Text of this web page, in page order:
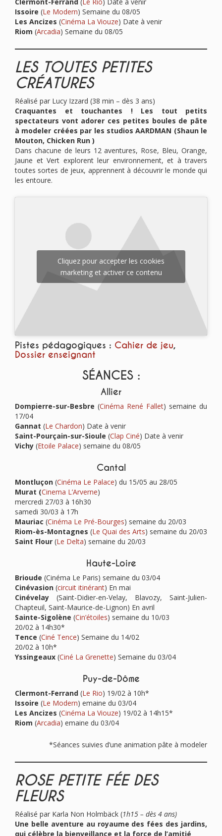
Issoire (Le Modern) Semaine du 08/05
Les Ancizes (Cinéma La Viouze) Date à venir
Riom (Arcadia) Semaine du 08/05
LES TOUTES PETITES
CRÉATURES
Réalisé par Lucy Izzard (38 min – dès 3 ans)
Craquantes et touchantes ! Les tout petits
spectateurs vont adorer ces petites boules de pâte
à modeler créées par les studios AARDMAN (Shaun le
Mouton, Chicken Run )
Dans chacune de leurs 12 aventures, Rose, Bleu, Orange,
Jaune et Vert explorent leur environnement, et à travers
toutes sortes de jeux, apprennent à découvrir le monde qui
les entoure.
Cliquez pour accepter les cookies
marketing et activer ce contenu
Pistes pédagogiques : Cahier de jeu,
Dossier enseignant
SÉANCES :
Allier
Dompierre-sur-Besbre (Cinéma René Fallet) semaine du
17/04
Gannat (Le Chardon) Date à venir
Saint-Pourçain-sur-Sioule (Clap Ciné) Date à venir
Vichy (Etoile Palace) semaine du 08/05
Cantal
Montluçon (Cinéma Le Palace) du 15/05 au 28/05
Murat (Cinema L’Arverne)
mercredi 27/03 à 16h30
samedi 30/03 à 17h
Mauriac (Cinéma Le Pré-Bourges) semaine du 20/03
Riom-ès-Montagnes (Le Quai des Arts) semaine du 20/03
Saint Flour (Le Delta) semaine du 20/03
Haute-Loire
Brioude (Cinéma Le Paris) semaine du 03/04
Cinévasion (circuit itinérant) En mai
Cinévelay (Saint-Didier-en-Velay, Blavozy, Saint-Julien-
Chapteuil, Saint-Maurice-de-Lignon) En avril
Sainte-Sigolène (Cin’étoiles) semaine du 10/03
20/02 à 14h30*
Tence (Ciné Tence) Semaine du 14/02
20/02 à 10h*
Yssingeaux (Ciné La Grenette) Semaine du 03/04
Puy-de-Dôme
Clermont-Ferrand (Le Rio) 19/02 à 10h*
Issoire (Le Modern) emaine du 03/04
Les Ancizes (Cinéma La Viouze) 19/02 à 14h15*
Riom (Arcadia) emaine du 03/04
*Séances suivies d’une animation pâte à modeler
ROSE PETITE FÉE DES
FLEURS
Réalisé par Karla Non Holmbäck (1h15 – dès 4 ans)
Une belle aventure au royaume des fées des jardins,
qui célèbre la bienveillance et la force de l’amitié